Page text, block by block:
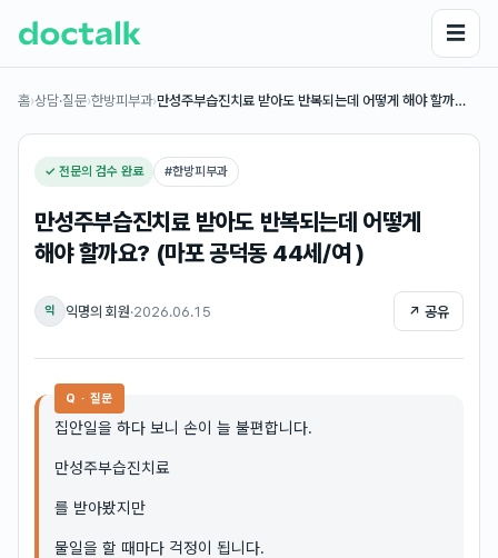
☰
홈›상담·질문›한방피부과›만성주부습진치료 받아도 반복되는데 어떻게 해야 할까…
✓ 전문의 검수 완료 #한방피부과
만성주부습진치료 받아도 반복되는데 어떻게
해야 할까요? (마포 공덕동 44세/여 )
익 익명의 회원·2026.06.15 ↗ 공유
Q · 질문
집안일을 하다 보니 손이 늘 불편합니다.
만성주부습진치료
를 받아봤지만
물일을 할 때마다 걱정이 됩니다.